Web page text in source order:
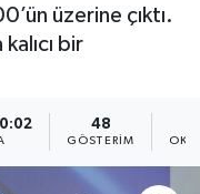
üzerine çıktı.
bir
48
GÖSTERIM